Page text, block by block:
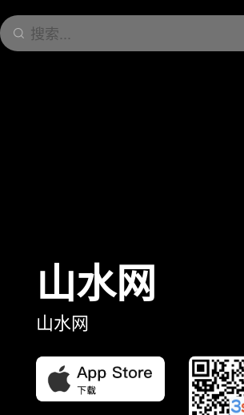
搜索...
山水网
山水网